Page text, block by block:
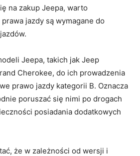
na‍ zakup Jeepa, ⁤warto⁤
jazdy są wymagane do
Jeepa, takich jak Jeep
Cherokee, do ich⁤ prowadzenia
‍prawo jazdy kategorii B. ⁤Oznacza
poruszać się nimi po drogach⁤
posiadania dodatkowych
że⁤ w zależności od wersji ​i